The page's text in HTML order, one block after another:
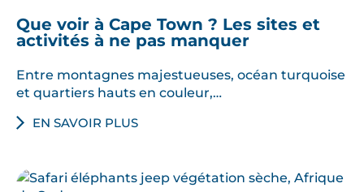
Que voir à Cape Town ? Les sites et
activités à ne pas manquer
Entre montagnes majestueuses, océan turquoise
et quartiers hauts en couleur,…
EN SAVOIR PLUS